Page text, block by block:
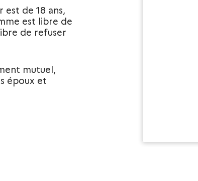
est de 18 ans,
est libre de
de refuser
mutuel,
époux et